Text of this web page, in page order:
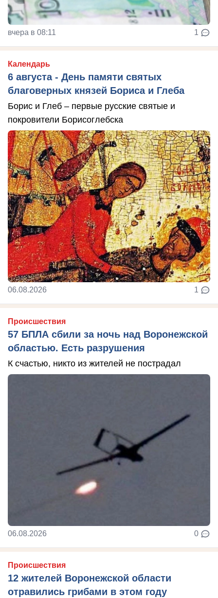
вчера в 08:11 1
Календарь
6 августа - День памяти святых
благоверных князей Бориса и Глеба
Борис и Глеб – первые русские святые и
покровители Борисоглебска
06.08.2026 1
Происшествия
57 БПЛА сбили за ночь над Воронежской
областью. Есть разрушения
К счастью, никто из жителей не пострадал
06.08.2026 0
Происшествия
12 жителей Воронежской области
отравились грибами в этом году